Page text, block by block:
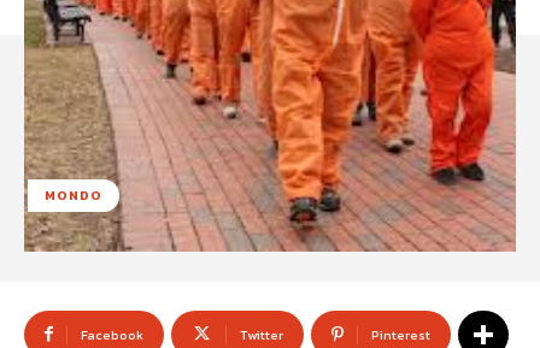
MONDO
Facebook Twitter Pinterest